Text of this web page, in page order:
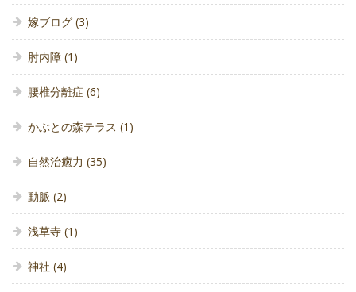
嫁ブログ (3)
肘内障 (1)
腰椎分離症 (6)
かぶとの森テラス (1)
自然治癒力 (35)
動脈 (2)
浅草寺 (1)
神社 (4)